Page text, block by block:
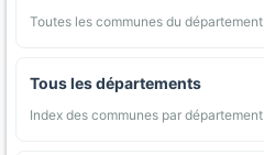
Toutes les communes du département
Tous les départements
Index des communes par département